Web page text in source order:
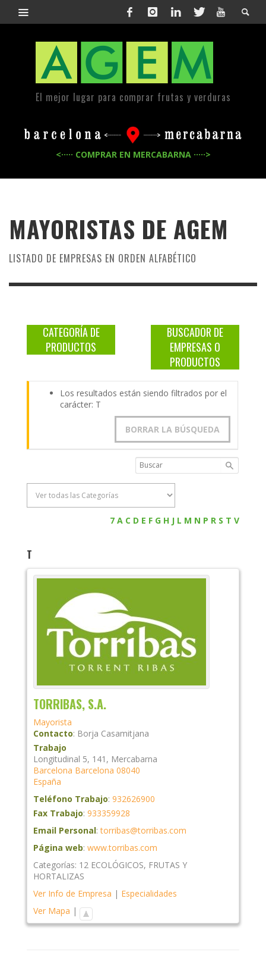
El mejor lugar para comprar frutas y verduras
<····· COMPRAR EN MERCABARNA ·····>
MAYORISTAS DE AGEM
LISTADO DE EMPRESAS EN ORDEN ALFABÉTICO
CATEGORÍA DE
PRODUCTOS
BUSCADOR DE
EMPRESAS O
PRODUCTOS
Los resultados están siendo filtrados por el
carácter: T
BORRAR LA BÚSQUEDA
7 A C D E F G H J L M N P R S T V
T
TORRIBAS, S.A.
Mayorista
Contacto: Borja Casamitjana
Trabajo
Longitudinal 5, 141, Mercabarna
Barcelona Barcelona 08040
España
Teléfono Trabajo: 932626900
Fax Trabajo: 933359928
Email Personal: torribas@torribas.com
Página web: www.torribas.com
Categorías: 12 ECOLÓGICOS, FRUTAS Y
HORTALIZAS
Ver Info de Empresa | Especialidades
Ver Mapa |